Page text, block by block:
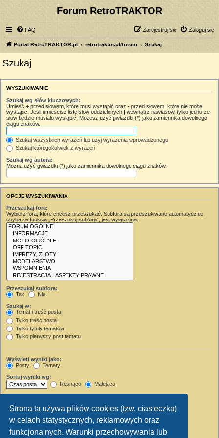
Strona ta używa plików cookies (tzw. ciasteczka)
w celach statystycznych, reklamowych oraz
funkcjonalnych. Warunki przechowywania lub
Forum RetroTRAKTOR
FAQ Zaloguj się
Zarejestruj się
Portal RetroTRAKTOR.pl retrotraktor.pl/forum Szukaj
Szukaj
WYSZUKIWANIE
Szukaj wg słów kluczowych:
Umieść + przed słowem, które musi wystąpić oraz - przed słowem, które nie może
wystąpić. Jeśli umieścisz listę słów oddzielonych | wewnątrz nawiasów, tylko jedno ze
słów będzie musiało wystąpić. Możesz użyć gwiazdki (*) jako zamiennika dowolnego
ciągu znaków.
Szukaj wszystkich wyrażeń lub użyj wyrażenia wprowadzonego
Szukaj któregokolwiek z wyrażeń
Szukaj wg autora:
Można użyć gwiazdki (*) jako zamiennika dowolnego ciągu znaków.
OPCJE WYSZUKIWANIA
Przeszukaj fora:
Wybierz fora, które chcesz przeszukać. Subfora są przeszukiwane automatycznie,
chyba że funkcja „Przeszukuj subfora”, jest wyłączona.
Przeszukaj subfora:
Tak
Nie
Szukaj w:
Temat i treść posta
Tylko treść posta
Tylko tytuły tematów
Tylko pierwszy post tematu
Wyświetl wyniki jako:
Posty
Tematy
Sortuj wyniki wg:
Rosnąco
Malejąco
Wyświetl pierwsze:
Ustaw 0, aby wyświetlić cały post.
znaków w poście